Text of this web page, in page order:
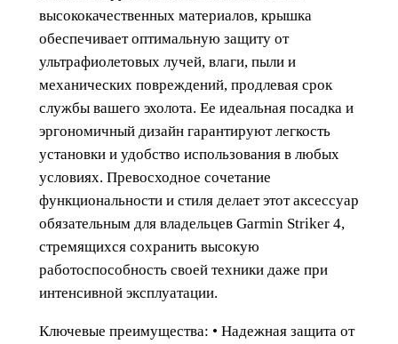
а
щ
и
т
н
а
я
к
р
ы
к
высококачественных материалов, крышка
обеспечивает оптимальную защиту от
ультрафиолетовых лучей, влаги, пыли и
механических повреждений, продлевая срок
службы вашего эхолота. Ее идеальная посадка и
эргономичный дизайн гарантируют легкость
установки и удобство использования в любых
условиях. Превосходное сочетание
функциональности и стиля делает этот аксессуар
обязательным для владельцев Garmin Striker 4,
стремящихся сохранить высокую
работоспособность своей техники даже при
интенсивной эксплуатации.
Ключевые преимущества: • Надежная защита от